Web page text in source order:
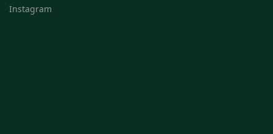
Instagram